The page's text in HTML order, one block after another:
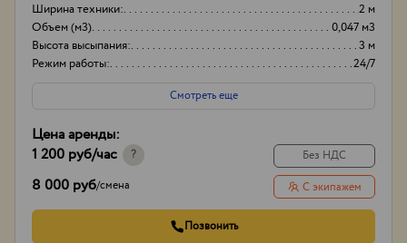
Ширина техники:
2 м
Объем (м3)
0,047 м3
Высота высыпания:
3 м
Режим работы:
24/7
Смотреть еще
Цена аренды:
1 200 руб/час ?
8 000 руб/смена
Без НДС
С экипажем
Позвонить